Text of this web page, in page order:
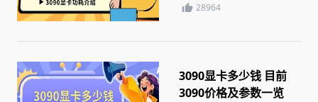
28964
3090显卡多少钱 目前
3090价格及参数一览